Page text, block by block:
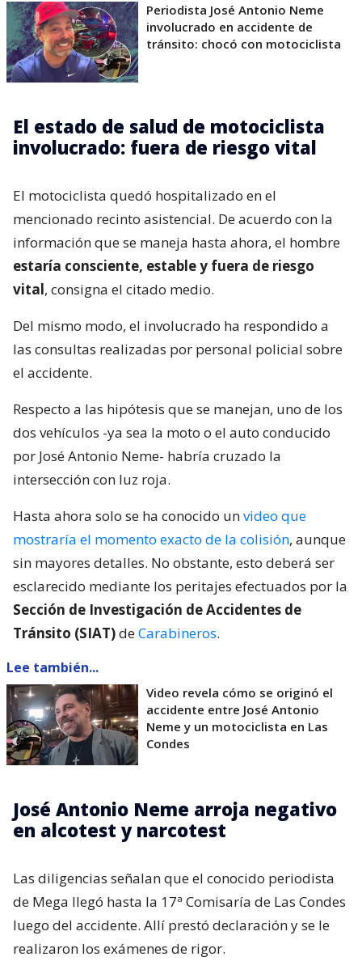
Periodista José Antonio Neme
involucrado en accidente de
tránsito: chocó con motociclista
El estado de salud de motociclista
involucrado: fuera de riesgo vital
El motociclista quedó hospitalizado en el
mencionado recinto asistencial. De acuerdo con la
información que se maneja hasta ahora, el hombre
estaría consciente, estable y fuera de riesgo
vital, consigna el citado medio.
Del mismo modo, el involucrado ha respondido a
las consultas realizadas por personal policial sobre
el accidente.
Respecto a las hipótesis que se manejan, uno de los
dos vehículos -ya sea la moto o el auto conducido
por José Antonio Neme- habría cruzado la
intersección con luz roja.
Hasta ahora solo se ha conocido unvideo que
mostraría el momento exacto de la colisión, aunque
sin mayores detalles. No obstante, esto deberá ser
esclarecido mediante los peritajes efectuados por la
Sección de Investigación de Accidentes de
Tránsito (SIAT)deCarabineros.
Lee también...
Video revela cómo se originó el
accidente entre José Antonio
Neme y un motociclista en Las
Condes
José Antonio Neme arroja negativo
en alcotest y narcotest
Las diligencias señalan que el conocido periodista
de Mega llegó hasta la 17ª Comisaría de Las Condes
luego del accidente. Allí prestó declaración y se le
realizaron los exámenes de rigor.